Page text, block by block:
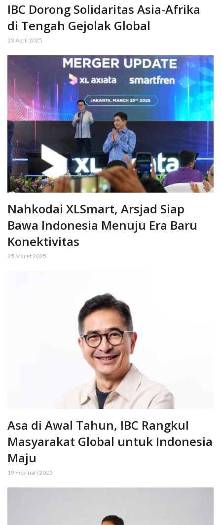
IBC Dorong Solidaritas Asia-Afrika
di Tengah Gejolak Global
23 April 2025
Nahkodai XLSmart, Arsjad Siap
Bawa Indonesia Menuju Era Baru
Konektivitas
25 Maret 2025
Asa di Awal Tahun, IBC Rangkul
Masyarakat Global untuk Indonesia
Maju
19 Februari 2025